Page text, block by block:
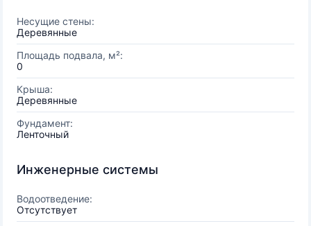
Несущие стены:
Деревянные
Площадь подвала, м²:
0
Крыша:
Деревянные
Фундамент:
Ленточный
Инженерные системы
Водоотведение:
Отсутствует